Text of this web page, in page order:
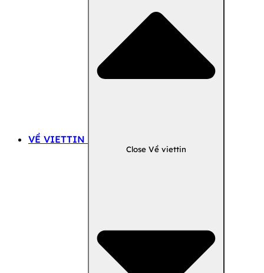
VỀ VIETTIN
Close Về viettin